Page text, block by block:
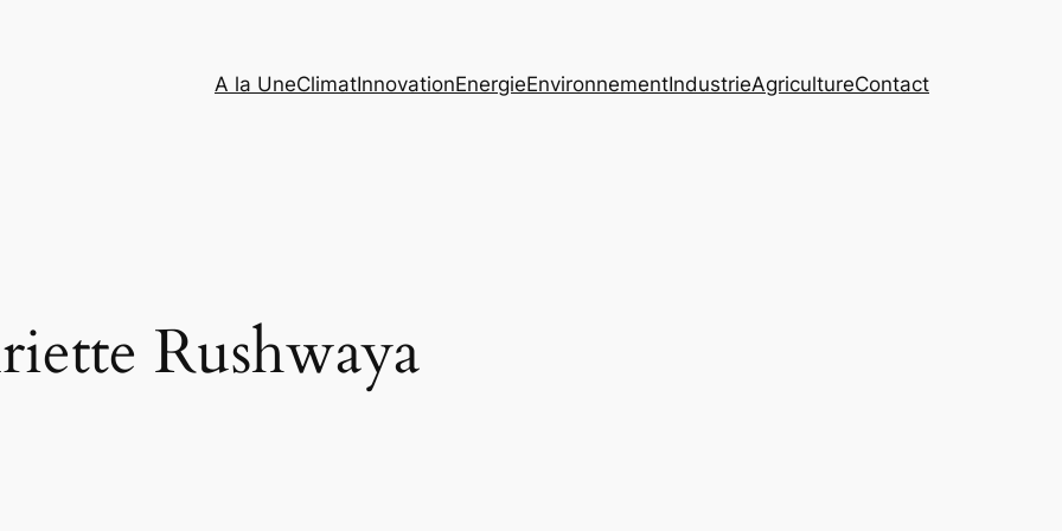
A la UneClimatInnovationEnergieEnvironnementIndustrieAgricultureContact
Rushwaya